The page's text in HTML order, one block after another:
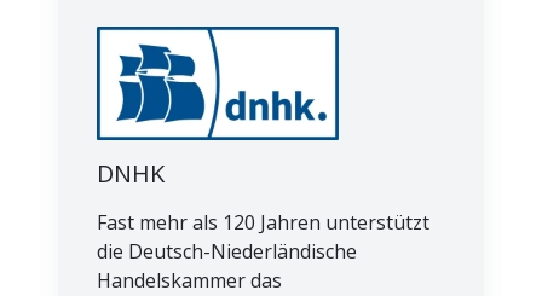
DNHK
Fast mehr als 120 Jahren unterstützt
die Deutsch-Niederländische
Handelskammer das